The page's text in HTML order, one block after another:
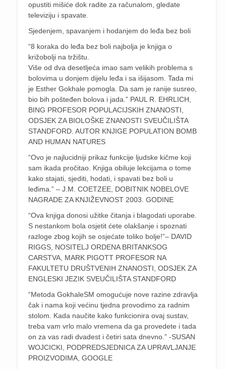
opustiti mišiće dok radite za računalom, gledate
televiziju i spavate.
Sjedenjem, spavanjem i hodanjem do leđa bez boli
“8 koraka do leđa bez boli najbolja je knjiga o
križobolji na tržištu.
Više od dva desetljeća imao sam velikih problema s
bolovima u donjem dijelu leđa i sa išijasom. Tada mi
je Esther Gokhale pomogla. Da sam je ranije susreo,
bio bih pošteđen bolova i jada.” PAUL R. EHRLICH,
BING PROFESOR POPULACIJSKIH ZNANOSTI,
ODSJEK ZA BIOLOŠKE ZNANOSTI SVEUČILIŠTA
STANDFORD. AUTOR KNJIGE POPULATION BOMB
AND HUMAN NATURES
“Ovo je najlucidniji prikaz funkcije ljudske kičme koji
sam ikada pročitao. Knjiga obiluje lekcijama o tome
kako stajati, sjediti, hodati, i spavati bez boli u
leđima.” – J.M. COETZEE, DOBITNIK NOBELOVE
NAGRADE ZA KNJIŽEVNOST 2003. GODINE
“Ova knjiga donosi užitke čitanja i blagodati uporabe.
S nestankom bola osjetit ćete olakšanje i spoznati
razloge zbog kojih se osjećate toliko bolje!”– DAVID
RIGGS, NOSITELJ ORDENA BRITANKSOG
CARSTVA, MARK PIGOTT PROFESOR NA
FAKULTETU DRUŠTVENIH ZNANOSTI, ODSJEK ZA
ENGLESKI JEZIK SVEUČILIŠTA STANDFORD
“Metoda GokhaleSM omogućuje nove razine zdravlja
čak i nama koji većinu tjedna provodimo za radnim
stolom. Kada naučite kako funkcionira ovaj sustav,
treba vam vrlo malo vremena da ga provedete i tada
on za vas radi dvadest i četiri sata dnevno.” -SUSAN
WOJCICKI, PODPREDSJEDNICA ZA UPRAVLJANJE
PROIZVODIMA, GOOGLE